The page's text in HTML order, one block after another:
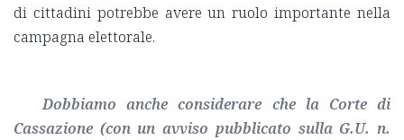
di cittadini potrebbe avere un ruolo importante nella
campagna elettorale.
Dobbiamo anche considerare che la Corte di
Cassazione (con un avviso pubblicato sulla G.U. n.